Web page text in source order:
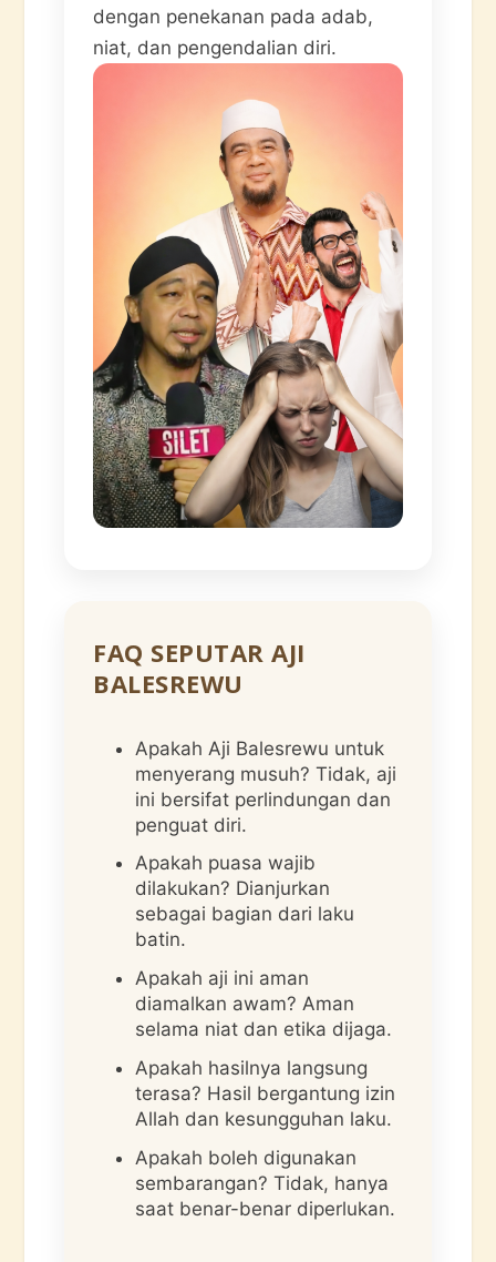
dengan penekanan pada adab,
niat, dan pengendalian diri.
FAQ SEPUTAR AJI
BALESREWU
Apakah Aji Balesrewu untuk
menyerang musuh? Tidak, aji
ini bersifat perlindungan dan
penguat diri.
Apakah puasa wajib
dilakukan? Dianjurkan
sebagai bagian dari laku
batin.
Apakah aji ini aman
diamalkan awam? Aman
selama niat dan etika dijaga.
Apakah hasilnya langsung
terasa? Hasil bergantung izin
Allah dan kesungguhan laku.
Apakah boleh digunakan
sembarangan? Tidak, hanya
saat benar-benar diperlukan.